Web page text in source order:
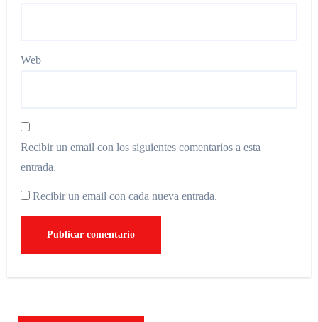
Web
Recibir un email con los siguientes comentarios a esta
entrada.
Recibir un email con cada nueva entrada.